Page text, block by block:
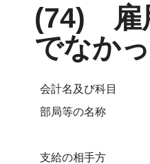
(74) 雇
でなか
会計名及び科目
部局等の名称
支給の相手方